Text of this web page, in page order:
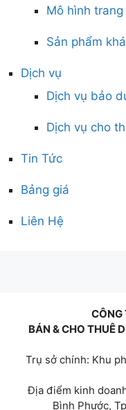
Mô hình
Sản phẩm
Dịch vụ
Dịch vụ bảo
Dịch vụ cho
Tin Tức
Bảng giá
Liên Hệ
CÔNG
BÁN & CHO THUÊ
Trụ sở chính: Khu
Địa điểm kinh
Bình Phước,